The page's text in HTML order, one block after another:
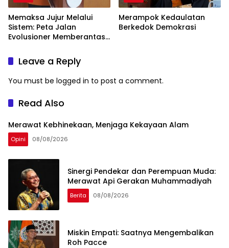
Memaksa Jujur Melalui
Sistem: Peta Jalan
Evolusioner Memberantas
Merampok Kedaulatan
Berkedok Demokrasi
Leave a Reply
You must be logged in to post a comment.
Read Also
Merawat Kebhinekaan, Menjaga Kekayaan Alam
Opini 08/08/2026
Sinergi Pendekar dan Perempuan Muda:
Merawat Api Gerakan Muhammadiyah
Berita 08/08/2026
Miskin Empati: Saatnya Mengembalikan
Roh Pacce